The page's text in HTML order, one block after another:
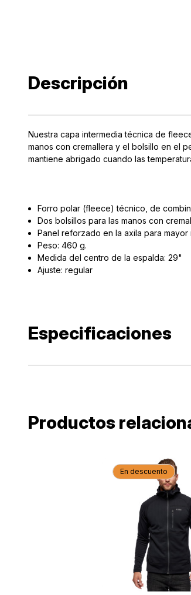
Descripción
Nuestra capa intermedia técnica de
manos con cremallera y el bolsillo en el
mantiene abrigado cuando las
Forro polar (fleece) técnico, de
Dos bolsillos para las manos con
Panel reforzado en la axila para mayor
Peso: 460 g.
Medida del centro de la espalda: 29"
Ajuste: regular
Especificaciones
Productos
En descuento